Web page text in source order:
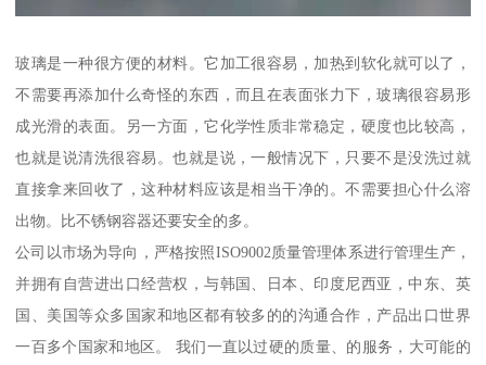
玻璃是一种很方便的材料。它加工很容易，加热到软化就可以了，
不需要再添加什么奇怪的东西，而且在表面张力下，玻璃很容易形
成光滑的表面。另一方面，它化学性质非常稳定，硬度也比较高，
也就是说清洗很容易。也就是说，一般情况下，只要不是没洗过就
直接拿来回收了，这种材料应该是相当干净的。不需要担心什么溶
出物。比不锈钢容器还要安全的多。
公司以市场为导向，严格按照ISO9002质量管理体系进行管理生产，
并拥有自营进出口经营权，与韩国、日本、印度尼西亚，中东、英
国、美国等众多国家和地区都有较多的的沟通合作，产品出口世界
一百多个国家和地区。 我们一直以过硬的质量、的服务，大可能的